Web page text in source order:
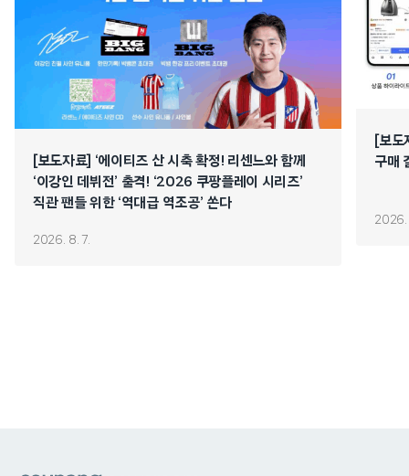
[보도자료] ‘에이티즈 산 시축 확정! 리센느와 함께
‘이강인 데뷔전’ 출격! ‘2026 쿠팡플레이 시리즈’
직관 팬들 위한 ‘역대급 역조공’ 쏜다
2026. 8. 7.
[보
구매
2026.